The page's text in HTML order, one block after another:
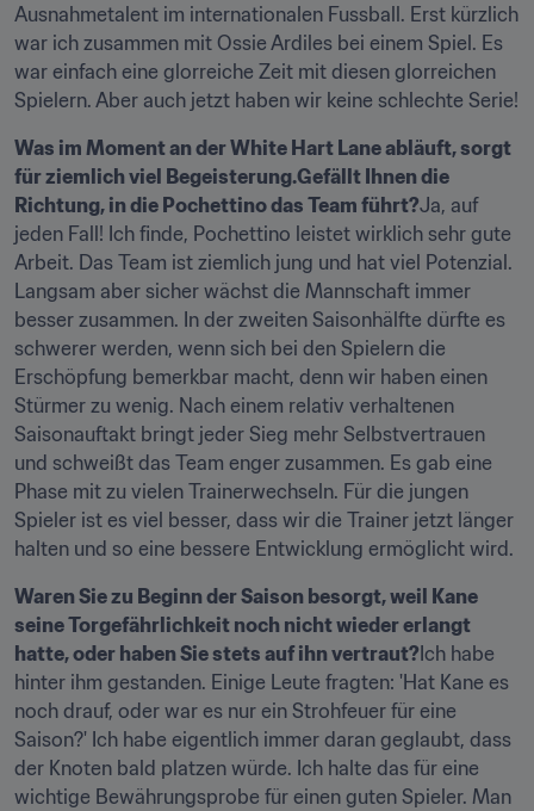
Ausnahmetalent im internationalen Fussball. Erst kürzlich
war ich zusammen mit Ossie Ardiles bei einem Spiel. Es
war einfach eine glorreiche Zeit mit diesen glorreichen
Spielern. Aber auch jetzt haben wir keine schlechte Serie!
Was im Moment an der White Hart Lane abläuft, sorgt
für ziemlich viel Begeisterung.Gefällt Ihnen die
Richtung, in die Pochettino das Team führt?Ja, auf
jeden Fall! Ich finde, Pochettino leistet wirklich sehr gute
Arbeit. Das Team ist ziemlich jung und hat viel Potenzial.
Langsam aber sicher wächst die Mannschaft immer
besser zusammen. In der zweiten Saisonhälfte dürfte es
schwerer werden, wenn sich bei den Spielern die
Erschöpfung bemerkbar macht, denn wir haben einen
Stürmer zu wenig. Nach einem relativ verhaltenen
Saisonauftakt bringt jeder Sieg mehr Selbstvertrauen
und schweißt das Team enger zusammen. Es gab eine
Phase mit zu vielen Trainerwechseln. Für die jungen
Spieler ist es viel besser, dass wir die Trainer jetzt länger
halten und so eine bessere Entwicklung ermöglicht wird.
Waren Sie zu Beginn der Saison besorgt, weil Kane
seine Torgefährlichkeit noch nicht wieder erlangt
hatte, oder haben Sie stets auf ihn vertraut? Ich habe
hinter ihm gestanden. Einige Leute fragten: 'Hat Kane es
noch drauf, oder war es nur ein Strohfeuer für eine
Saison?' Ich habe eigentlich immer daran geglaubt, dass
der Knoten bald platzen würde. Ich halte das für eine
wichtige Bewährungsprobe für einen guten Spieler. Man